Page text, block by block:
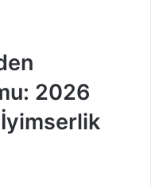
2026